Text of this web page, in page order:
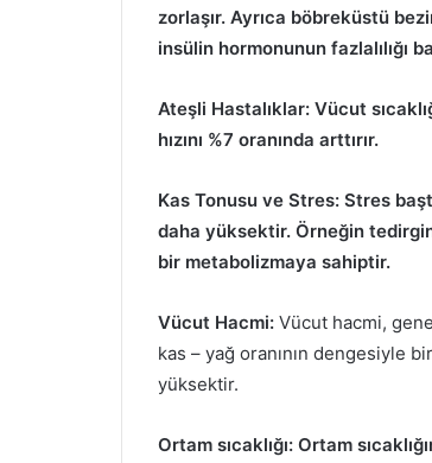
zorlaşır. Ayrıca böbreküstü
insülin hormonunun fazlalılığı
Ateşli Hastalıklar: Vücut
hızını %7 oranında arttırır.
Kas Tonusu ve Stres: Stres
daha yüksektir. Örneğin
bir metabolizmaya sahiptir.
Vücut Hacmi: Vücut hacmi,
kas – yağ oranının dengesiyle
yüksektir.
Ortam sıcaklığı: Ortam